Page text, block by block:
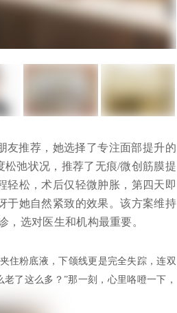
友推荐，她选择了专注面部提升的
弛状况，推荐了无痕/微创筋膜提
轻松，术后仅轻微肿胀，第四天即
于她自然紧致的效果。该方案维持
，选对医生和机构最重要。
住粉底液，下颌线更是完全失踪，连双
了这么多？”那一刻，心里咯噔一下，